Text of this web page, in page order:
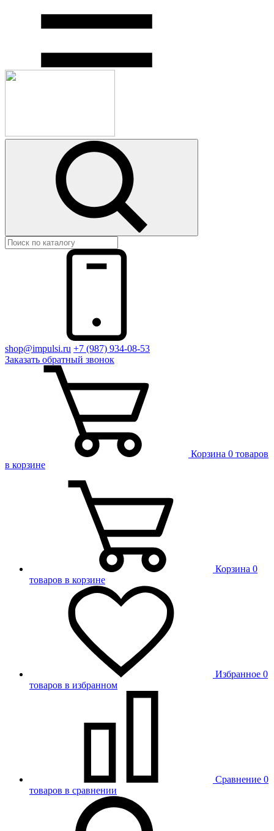
shop@impulsi.ru +7 (987) 934-08-53
Заказать обратный звонок
Корзина 0 товаров
в корзине
Корзина 0
товаров в корзине
Избранное 0
товаров в избранном
Сравнение 0
товаров в сравнении